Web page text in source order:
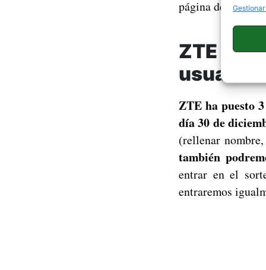
página de
ZTE
usuarios
ZTE ha puesto
día 30 de
(rellenar
también
entrar en el
entraremos